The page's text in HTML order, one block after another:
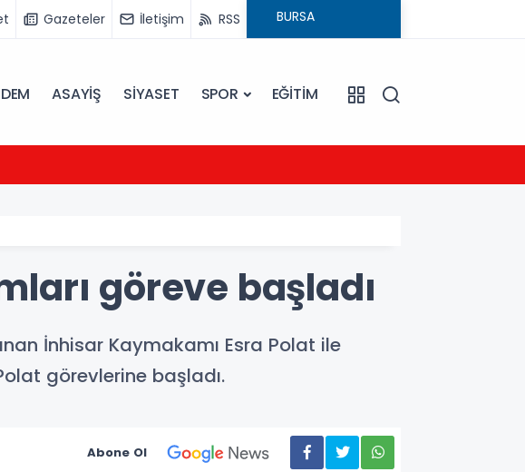
Gazeteler İletişim RSS
ASAYİŞ SİYASET SPOR EĞİTİM
göreve başladı
İnhisar Kaymakamı Esra Polat ile
görevlerine başladı.
Abone Ol